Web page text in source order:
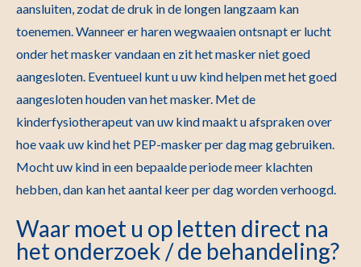
aansluiten, zodat de druk in de longen langzaam kan
toenemen. Wanneer er haren wegwaaien ontsnapt er lucht
onder het masker vandaan en zit het masker niet goed
aangesloten. Eventueel kunt u uw kind helpen met het goed
aangesloten houden van het masker. Met de
kinderfysiotherapeut van uw kind maakt u afspraken over
hoe vaak uw kind het PEP-masker per dag mag gebruiken.
Mocht uw kind in een bepaalde periode meer klachten
hebben, dan kan het aantal keer per dag worden verhoogd.
Waar moet u op letten direct na
het onderzoek / de behandeling?